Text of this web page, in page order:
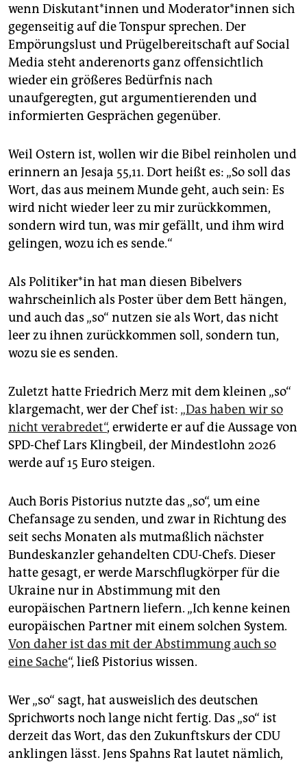
wenn Dis­ku­tan­t*in­nen und Mo­de­ra­to­r*in­nen sich
gegenseitig auf die Tonspur sprechen. Der
Empörungslust und Prügelbereitschaft auf Social
Media steht anderenorts ganz offensichtlich
wieder ein größeres Bedürfnis nach
unaufgeregten, gut argumentierenden und
informierten Gesprächen gegenüber.
Weil Ostern ist, wollen wir die Bibel reinholen und
erinnern an Jesaja 55,11. Dort heißt es: „So soll das
Wort, das aus meinem Munde geht, auch sein: Es
wird nicht wieder leer zu mir zurückkommen,
sondern wird tun, was mir gefällt, und ihm wird
gelingen, wozu ich es sende.“
Als Po­li­ti­ke­r*in hat man diesen Bibelvers
wahrscheinlich als Poster über dem Bett hängen,
und auch das „so“ nutzen sie als Wort, das nicht
leer zu ihnen zurückkommen soll, sondern tun,
wozu sie es senden.
Zuletzt hatte Friedrich Merz mit dem kleinen „so“
klargemacht, wer der Chef ist: „Das haben wir so
nicht verabredet“, erwiderte er auf die Aussage von
SPD-Chef Lars Klingbeil, der Mindestlohn 2026
werde auf 15 Euro steigen.
Auch Boris Pistorius nutzte das „so“, um eine
Chefansage zu senden, und zwar in Richtung des
seit sechs Monaten als mutmaßlich nächster
Bundeskanzler gehandelten CDU-Chefs. Dieser
hatte gesagt, er werde Marschflugkörper für die
Ukraine nur in Abstimmung mit den
europäischen Partnern liefern. „Ich kenne keinen
europäischen Partner mit einem solchen System.
Von daher ist das mit der Abstimmung auch so
eine Sache“, ließ Pistorius wissen.
Wer „so“ sagt, hat ausweislich des deutschen
Sprichworts noch lange nicht fertig. Das „so“ ist
derzeit das Wort, das den Zukunftskurs der CDU
anklingen lässt. Jens Spahns Rat lautet nämlich,